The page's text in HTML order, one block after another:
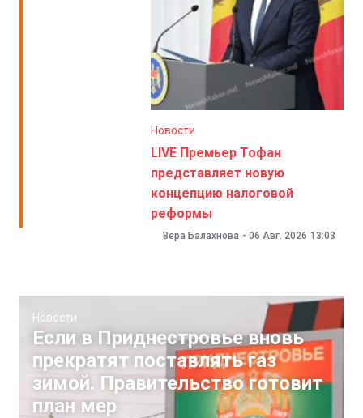
Новости
LIVE Премьер Тофан
представляет новую
концепцию налоговой
реформы
Вера Балахнова - 06 Авг. 2026 13:03
Новости
Если в Приднестровье вновь
прекратят поставлять газ
зимой. Правительство готовит
план мер